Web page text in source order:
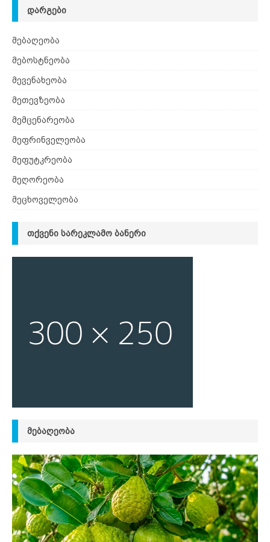
ᲓᲐᲠᲒᲔᲑᲘ
მებაღეობა
მებოსტნეობა
მევენახეობა
მეთევზეობა
მემცენარეობა
მეფრინველეობა
მეფუტკრეობა
მეღორეობა
მეცხოველეობა
ᲗᲥᲕᲔᲜᲘ ᲡᲐᲠᲔᲙᲚᲐᲛᲝ ᲑᲐᲜᲔᲠᲘ
ᲛᲔᲑᲐᲦᲔᲝᲑᲐ